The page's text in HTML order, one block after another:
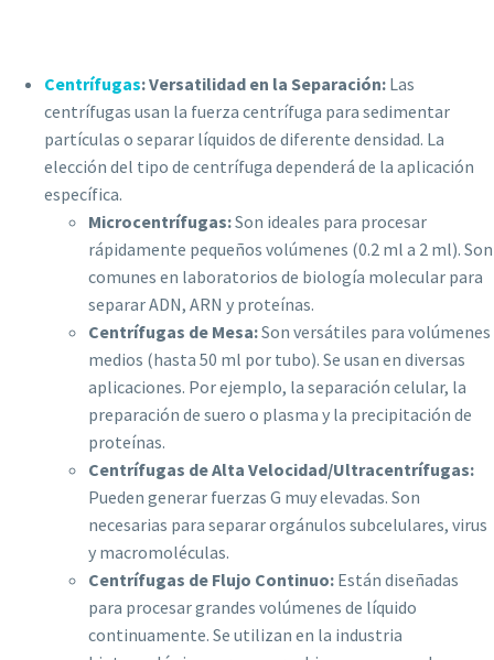
Centrífugas: Versatilidad en la Separación: Las
centrífugas usan la fuerza centrífuga para sedimentar
partículas o separar líquidos de diferente densidad. La
elección del tipo de centrífuga dependerá de la aplicación
específica.
Microcentrífugas:Son ideales para procesar
rápidamente pequeños volúmenes (0.2 ml a 2 ml). Son
comunes en laboratorios de biología molecular para
separar ADN, ARN y proteínas.
Centrífugas de Mesa:Son versátiles para volúmenes
medios (hasta 50 ml por tubo). Se usan en diversas
aplicaciones. Por ejemplo, la separación celular, la
preparación de suero o plasma y la precipitación de
proteínas.
Centrífugas de Alta Velocidad/Ultracentrífugas:
Pueden generar fuerzas G muy elevadas. Son
necesarias para separar orgánulos subcelulares, virus
y macromoléculas.
Centrífugas de Flujo Continuo: Están diseñadas
para procesar grandes volúmenes de líquido
continuamente. Se utilizan en la industria